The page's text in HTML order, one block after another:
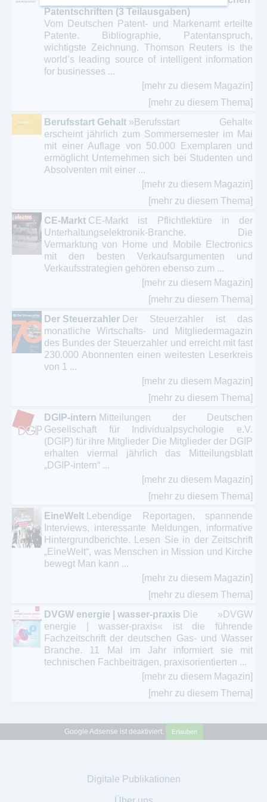
Patentschriften (3 Teilausgaben)
Vom Deutschen Patent- und Markenamt erteilte
Patente. Bibliographie, Patentanspruch,
wichtigste Zeichnung. Thomson Reuters is the
world’s leading source of intelligent information
for businesses ...
[mehr zu diesem Magazin]
[mehr zu diesem Thema]
Berufsstart Gehalt »Berufsstart Gehalt«
erscheint jährlich zum Sommersemester im Mai
mit einer Auflage von 50.000 Exemplaren und
ermöglicht Unternehmen sich bei Studenten und
Absolventen mit einer ...
[mehr zu diesem Magazin]
[mehr zu diesem Thema]
CE-Markt CE-Markt ist Pflichtlektüre in der
Unterhaltungselektronik-Branche. Die
Vermarktung von Home und Mobile Electronics
mit den besten Verkaufsargumenten und
Verkaufsstrategien gehören ebenso zum ...
[mehr zu diesem Magazin]
[mehr zu diesem Thema]
Der Steuerzahler Der Steuerzahler ist das
monatliche Wirtschafts- und Mitgliedermagazin
des Bundes der Steuerzahler und erreicht mit fast
230.000 Abonnenten einen weitesten Leserkreis
von 1 ...
[mehr zu diesem Magazin]
[mehr zu diesem Thema]
DGIP-intern Mitteilungen der Deutschen
Gesellschaft für Individualpsychologie e.V.
(DGIP) für ihre Mitglieder Die Mitglieder der DGIP
erhalten viermal jährlich das Mitteilungsblatt
„DGIP-intern“ ...
[mehr zu diesem Magazin]
[mehr zu diesem Thema]
EineWelt
Lebendige Reportagen, spannende
Interviews, interessante Meldungen, informative
Hintergrundberichte. Lesen Sie in der Zeitschrift
„EineWelt“, was Menschen in Mission und Kirche
bewegt Man kann ...
[mehr zu diesem Magazin]
[mehr zu diesem Thema]
DVGW energie | wasser-praxis Die »DVGW
energie | wasser-praxis« ist die führende
Fachzeitschrift der deutschen Gas- und Wasser
Branche. 11 Mal im Jahr informiert sie mit
technischen Fachbeiträgen, praxisorientierten ...
[mehr zu diesem Magazin]
[mehr zu diesem Thema]
Google Adsense ist deaktiviert. Erlauben
Digitale Publikationen